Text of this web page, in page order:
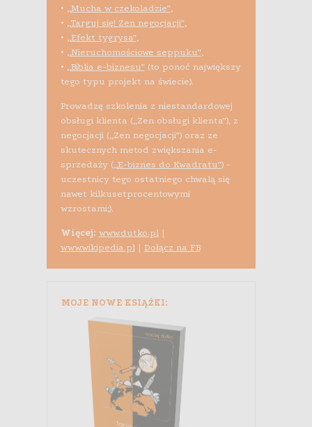
• „Mucha w czekoladzie”,
• „Targuj się! Zen negocjacji”,
• „Efekt tygrysa”,
• „Nieruchomościowe seppuku”,
• „Biblia e-biznesu”(to ponoć największy
tego typu projekt na świecie).
Prowadzę szkolenia z niestandardowej
obsługi klienta („Zen obsługi klienta”), z
negocjacji („Zen negocjacji”) oraz ze
skutecznych metod zwiększania e-
sprzedaży („E-biznes do Kwadratu”) -
uczestnicy tego ostatniego chwalą się
nawet kilkusetprocentowymi
wzrostami;).
Więcej: www.dutko.pl|
www.wikipedia.pl| Dołącz na FB
MOJE NOWE KSIĄŻKI: